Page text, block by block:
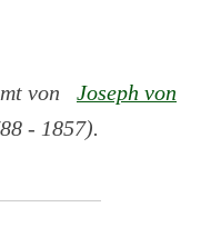
von
Joseph von
- 1857).